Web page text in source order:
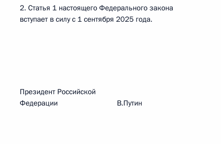
2. Статья 1 настоящего Федерального закона
вступает в силу с 1 сентября 2025 года.
Президент Российской
Федерации В.Путин